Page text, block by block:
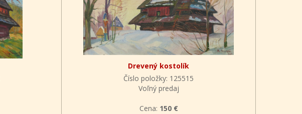
Drevený kostolík
Číslo položky: 125515
Voľný predaj
Cena: 150 €